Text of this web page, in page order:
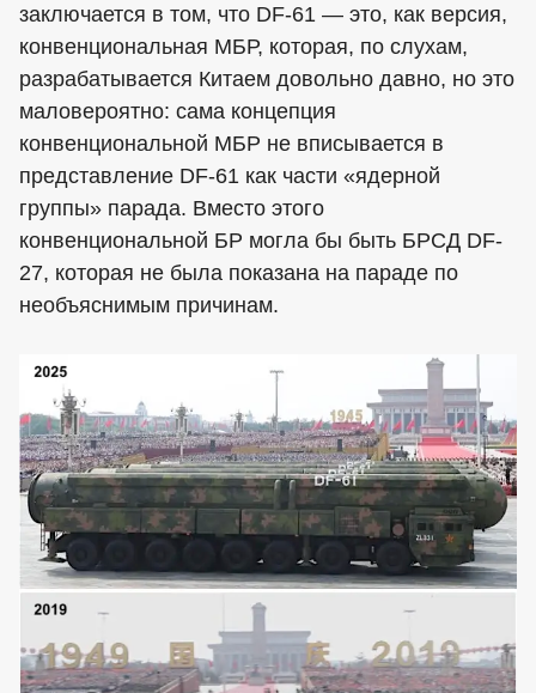
заключается в том, что DF-61 — это, как версия,
конвенциональная МБР, которая, по слухам,
разрабатывается Китаем довольно давно, но это
маловероятно: сама концепция
конвенциональной МБР не вписывается в
представление DF-61 как части «ядерной
группы» парада. Вместо этого
конвенциональной БР могла бы быть БРСД DF-
27, которая не была показана на параде по
необъяснимым причинам.